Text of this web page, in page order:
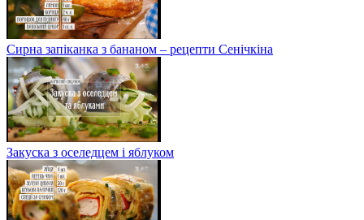
Сирна запіканка з бананом – рецепти Сенічкіна
Закуска з оселедцем і яблуком